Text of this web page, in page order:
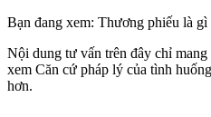
Bạn đang xem: Thương phiếu là gì
Nội dung tư vấn trên đây chỉ
xem Căn cứ pháp lý của tình
hơn.